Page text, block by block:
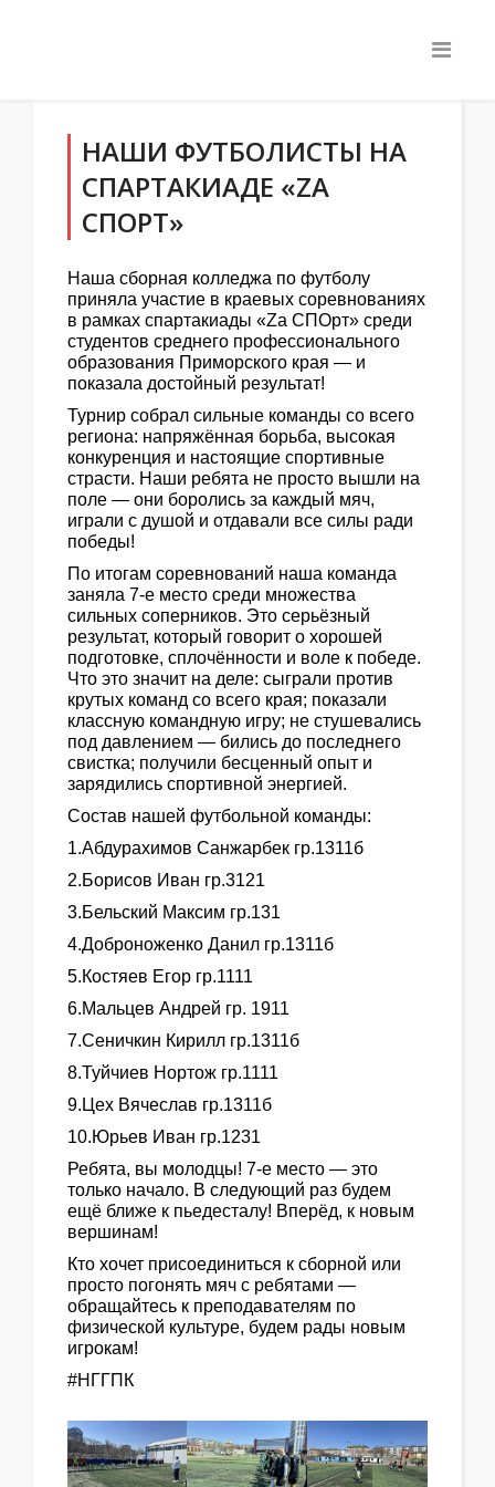
НАШИ ФУТБОЛИСТЫ НА
СПАРТАКИАДЕ «ZА
СПОРТ»
Наша сборная колледжа по футболу
приняла участие в краевых соревнованиях
в рамках спартакиады «Zа СПОрт» среди
студентов среднего профессионального
образования Приморского края — и
показала достойный результат!
Турнир собрал сильные команды со всего
региона: напряжённая борьба, высокая
конкуренция и настоящие спортивные
страсти. Наши ребята не просто вышли на
поле — они боролись за каждый мяч,
играли с душой и отдавали все силы ради
победы!
По итогам соревнований наша команда
заняла 7‑е место среди множества
сильных соперников. Это серьёзный
результат, который говорит о хорошей
подготовке, сплочённости и воле к победе.
Что это значит на деле: сыграли против
крутых команд со всего края; показали
классную командную игру; не стушевались
под давлением — бились до последнего
свистка; получили бесценный опыт и
зарядились спортивной энергией.
Состав нашей футбольной команды:
1.Абдурахимов Санжарбек гр.1311б
2.Борисов Иван гр.3121
3.Бельский Максим гр.131
4.Доброноженко Данил гр.1311б
5.Костяев Егор гр.1111
6.Мальцев Андрей гр. 1911
7.Сеничкин Кирилл гр.1311б
8.Туйчиев Нортож гр.1111
9.Цех Вячеслав гр.1311б
10.Юрьев Иван гр.1231
Ребята, вы молодцы! 7‑е место — это
только начало. В следующий раз будем
ещё ближе к пьедесталу! Вперёд, к новым
вершинам!
Кто хочет присоединиться к сборной или
просто погонять мяч с ребятами —
обращайтесь к преподавателям по
физической культуре, будем рады новым
игрокам!
#НГГПК